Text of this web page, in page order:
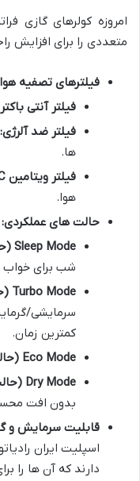
امروزه کولرهای گازی
متعددی را برای افزایش
فیلترهای تصفیه
فیلتر آنتی
فیلتر ضد آلرژی:
ها.
فیلتر ویتامین C:
هوا.
حالت های عملکردی:
Sleep Mode (حالت خواب):
شب برای خواب
Turbo Mode (حالت توربو):
سرمایشی/
کمترین زمان.
Eco Mode (حالت اقتصادی):
Dry Mode (حالت رطوبت زدایی):
بدون افت
قابلیت سرمایش و
اسپلیت ایران
دارند که آن ها را